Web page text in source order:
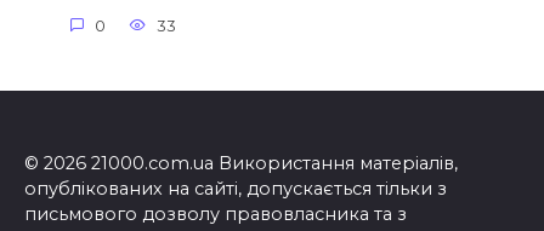
0 33
© 2026 21000.com.ua Використання матеріалів,
опублікованих на сайті, допускається тільки з
письмового дозволу правовласника та з